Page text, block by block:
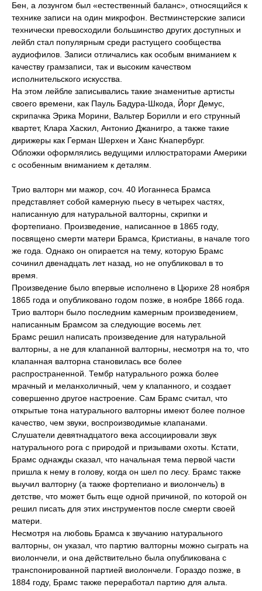
Бен, а лозунгом был «естественный баланс», относящийся к
технике записи на один микрофон. Вестминстерские записи
технически превосходили большинство других доступных и
лейбл стал популярным среди растущего сообщества
аудиофилов. Записи отличались как особым вниманием к
качеству грамзаписи, так и высоким качеством
исполнительского искусства.
На этом лейбле записывались такие знаменитые артисты
своего времени, как Пауль Бадура-Шкода, Йорг Демус,
скрипачка Эрика Морини, Вальтер Борилли и его струнный
квартет, Клара Хаскил, Антонио Джанигро, а также такие
дирижеры как Герман Шерхен и Ханс Кнапербург.
Обложки оформлялись ведущими иллюстраторами Америки
с особенным вниманием к деталям.
Трио валторн ми мажор, соч. 40 Иоганнеса Брамса
представляет собой камерную пьесу в четырех частях,
написанную для натуральной валторны, скрипки и
фортепиано. Произведение, написанное в 1865 году,
посвящено смерти матери Брамса, Кристианы, в начале того
же года. Однако он опирается на тему, которую Брамс
сочинил двенадцать лет назад, но не опубликовал в то
время.
Произведение было впервые исполнено в Цюрихе 28 ноября
1865 года и опубликовано годом позже, в ноябре 1866 года.
Трио валторн было последним камерным произведением,
написанным Брамсом за следующие восемь лет.
Брамс решил написать произведение для натуральной
валторны, а не для клапанной валторны, несмотря на то, что
клапанная валторна становилась все более
распространенной. Тембр натурального рожка более
мрачный и меланхоличный, чем у клапанного, и создает
совершенно другое настроение. Сам Брамс считал, что
открытые тона натурального валторны имеют более полное
качество, чем звуки, воспроизводимые клапанами.
Слушатели девятнадцатого века ассоциировали звук
натурального рога с природой и призывами охоты. Кстати,
Брамс однажды сказал, что начальная тема первой части
пришла к нему в голову, когда он шел по лесу. Брамс также
выучил валторну (а также фортепиано и виолончель) в
детстве, что может быть еще одной причиной, по которой он
решил писать для этих инструментов после смерти своей
матери.
Несмотря на любовь Брамса к звучанию натурального
валторны, он указал, что партию валторны можно сыграть на
виолончели, и она действительно была опубликована с
транспонированной партией виолончели. Гораздо позже, в
1884 году, Брамс также переработал партию для альта.